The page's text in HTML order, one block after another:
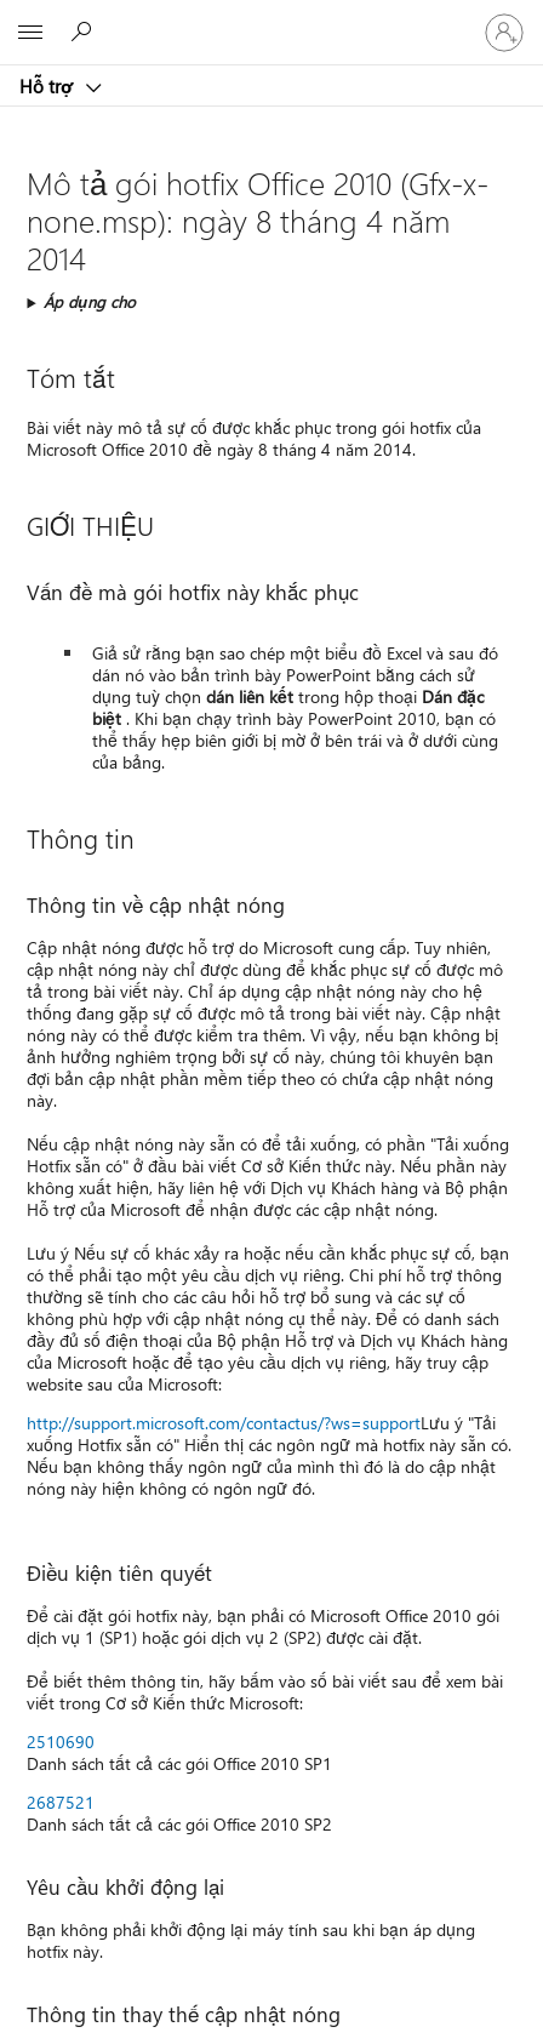
Hỗ trợ
Đăng
nhập
tài
Mô tả gói hotfix Office 2010 (Gfx-x-
none.msp): ngày 8 tháng 4 năm
2014
Áp dụng cho
Tóm tắt
Bài viết này mô tả sự cố được khắc phục trong gói hotfix của
Microsoft Office 2010 đề ngày 8 tháng 4 năm 2014.
GIỚI THIỆU
Vấn đề mà gói hotfix này khắc phục
Giả sử rằng bạn sao chép một biểu đồ Excel và sau đó
dán nó vào bản trình bày PowerPoint bằng cách sử
dụng tuỳ chọndán liên kết trong hộp thoại Dán đặc
biệt . Khi bạn chạy trình bày PowerPoint 2010, bạn có
thể thấy hẹp biên giới bị mờ ở bên trái và ở dưới cùng
của bảng.
Thông tin
Thông tin về cập nhật nóng
Cập nhật nóng được hỗ trợ do Microsoft cung cấp. Tuy nhiên,
cập nhật nóng này chỉ được dùng để khắc phục sự cố được mô
tả trong bài viết này. Chỉ áp dụng cập nhật nóng này cho hệ
thống đang gặp sự cố được mô tả trong bài viết này. Cập nhật
nóng này có thể được kiểm tra thêm. Vì vậy, nếu bạn không bị
ảnh hưởng nghiêm trọng bởi sự cố này, chúng tôi khuyên bạn
đợi bản cập nhật phần mềm tiếp theo có chứa cập nhật nóng
này.
Nếu cập nhật nóng này sẵn có để tải xuống, có phần "Tải xuống
Hotfix sẵn có" ở đầu bài viết Cơ sở Kiến thức này. Nếu phần này
không xuất hiện, hãy liên hệ với Dịch vụ Khách hàng và Bộ phận
Hỗ trợ của Microsoft để nhận được các cập nhật nóng.
Lưu ý Nếu sự cố khác xảy ra hoặc nếu cần khắc phục sự cố, bạn
có thể phải tạo một yêu cầu dịch vụ riêng. Chi phí hỗ trợ thông
thường sẽ tính cho các câu hỏi hỗ trợ bổ sung và các sự cố
không phù hợp với cập nhật nóng cụ thể này. Để có danh sách
đầy đủ số điện thoại của Bộ phận Hỗ trợ và Dịch vụ Khách hàng
của Microsoft hoặc để tạo yêu cầu dịch vụ riêng, hãy truy cập
website sau của Microsoft:
http://support.microsoft.com/contactus/?ws=supportLưu ý "Tải
xuống Hotfix sẵn có" Hiển thị các ngôn ngữ mà hotfix này sẵn có.
Nếu bạn không thấy ngôn ngữ của mình thì đó là do cập nhật
nóng này hiện không có ngôn ngữ đó.
Điều kiện tiên quyết
Để cài đặt gói hotfix này, bạn phải có Microsoft Office 2010 gói
dịch vụ 1 (SP1) hoặc gói dịch vụ 2 (SP2) được cài đặt.
Để biết thêm thông tin, hãy bấm vào số bài viết sau để xem bài
viết trong Cơ sở Kiến thức Microsoft:
2510690
Danh sách tất cả các gói Office 2010 SP1
2687521
Danh sách tất cả các gói Office 2010 SP2
Yêu cầu khởi động lại
Bạn không phải khởi động lại máy tính sau khi bạn áp dụng
hotfix này.
Thông tin thay thế cập nhật nóng